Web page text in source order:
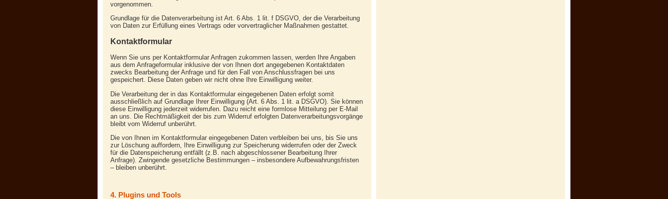
vorgenommen.
Grundlage für die Datenverarbeitung ist Art. 6 Abs. 1 lit. f DSGVO, der die Verarbeitung
von Daten zur Erfüllung eines Vertrags oder vorvertraglicher Maßnahmen gestattet.
Kontaktformular
Wenn Sie uns per Kontaktformular Anfragen zukommen lassen, werden Ihre Angaben
aus dem Anfrageformular inklusive der von Ihnen dort angegebenen Kontaktdaten
zwecks Bearbeitung der Anfrage und für den Fall von Anschlussfragen bei uns
gespeichert. Diese Daten geben wir nicht ohne Ihre Einwilligung weiter.
Die Verarbeitung der in das Kontaktformular eingegebenen Daten erfolgt somit
ausschließlich auf Grundlage Ihrer Einwilligung (Art. 6 Abs. 1 lit. a DSGVO). Sie können
diese Einwilligung jederzeit widerrufen. Dazu reicht eine formlose Mitteilung per E-Mail
an uns. Die Rechtmäßigkeit der bis zum Widerruf erfolgten Datenverarbeitungsvorgänge
bleibt vom Widerruf unberührt.
Die von Ihnen im Kontaktformular eingegebenen Daten verbleiben bei uns, bis Sie uns
zur Löschung auffordern, Ihre Einwilligung zur Speicherung widerrufen oder der Zweck
für die Datenspeicherung entfällt (z.B. nach abgeschlossener Bearbeitung Ihrer
Anfrage). Zwingende gesetzliche Bestimmungen – insbesondere Aufbewahrungsfristen
– bleiben unberührt.
4. Plugins und Tools